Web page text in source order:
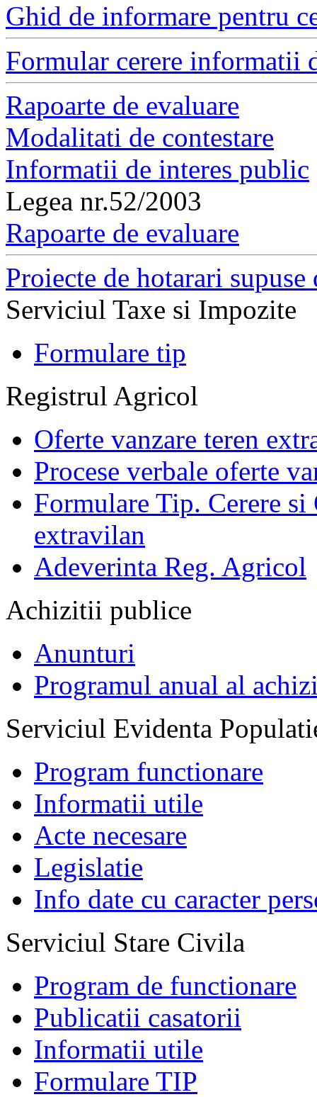
Ghid de informare pentru
Formular cerere informatii
Rapoarte de evaluare
Modalitati de contestare
Informatii de interes public
Legea nr.52/2003
Rapoarte de evaluare
Proiecte de hotarari
Serviciul Taxe si Impozite
Formulare tip
Registrul Agricol
Oferte vanzare teren
Procese verbale oferte
Formulare Tip. Cerere si
extravilan
Adeverinta Reg. Agricol
Achizitii publice
Anunturi
Programul anual al
Serviciul Evidenta
Program functionare
Informatii utile
Acte necesare
Legislatie
Info date cu caracter
Serviciul Stare Civila
Program de functionare
Publicatii casatorii
Informatii utile
Formulare TIP